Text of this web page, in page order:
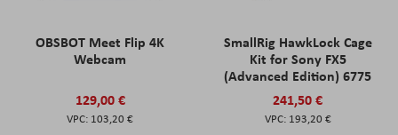
OBSBOT Meet Flip 4K
Webcam
129,00 €
103,20 €
SmallRig HawkLock Cage
Kit for Sony FX5
(Advanced Edition) 6775
241,50 €
193,20 €